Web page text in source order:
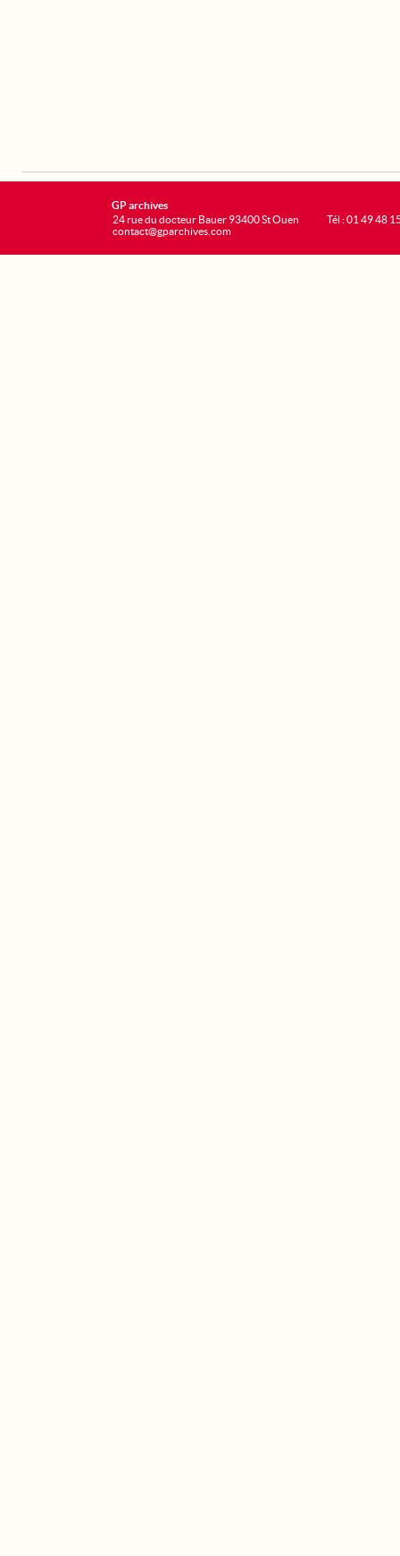
GP archives
24 rue du docteur Bauer 93400 St Ouen
contact@gparchives.com
Tél : 01 49 48